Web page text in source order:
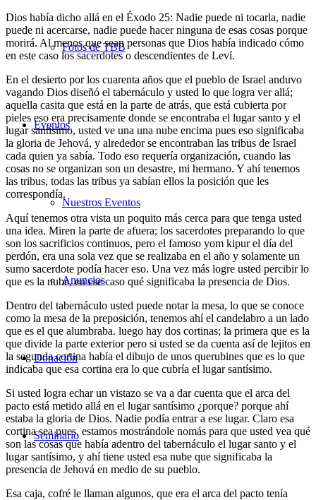
Fotos de TBB
Eventos
Nuestros Eventos
Anuncios
Donación
Seminario
Dios había dicho allá en el Éxodo 25: Nadie puede ni tocarla, nadie
puede ni acercarse, nadie puede hacer ninguna de esas cosas porque
morirá. Al menos que sean personas que Dios había indicado cómo
en este caso los sacerdotes o descendientes de Leví.
En el desierto por los cuarenta años que el pueblo de Israel anduvo
vagando Dios diseñó el tabernáculo y usted lo que logra ver allá;
aquella casita que está en la parte de atrás, que está cubierta por
pieles eso era precisamente donde se encontraba el lugar santo y el
lugar santísimo, usted ve una una nube encima pues eso significaba
la gloria de Jehová, y alrededor se encontraban las tribus de Israel
cada quien ya sabía. Todo eso requería organización, cuando las
cosas no se organizan son un desastre, mi hermano. Y ahí tenemos
las tribus, todas las tribus ya sabían ellos la posición que les
correspondía.
Aquí tenemos otra vista un poquito más cerca para que tenga usted
una idea. Miren la parte de afuera; los sacerdotes preparando lo que
son los sacrificios continuos, pero el famoso yom kipur el día del
perdón, era una sola vez que se realizaba en el año y solamente un
sumo sacerdote podía hacer eso. Una vez más logre usted percibir lo
que es la nube, en ese caso qué significaba la presencia de Dios.
Dentro del tabernáculo usted puede notar la mesa, lo que se conoce
como la mesa de la preposición, tenemos ahí el candelabro a un lado
que es el que alumbraba. luego hay dos cortinas; la primera que es la
que divide la parte exterior pero si usted se da cuenta así de lejitos en
la segunda cortina había el dibujo de unos querubines que es lo que
indicaba que esa cortina era lo que cubría el lugar santísimo.
Si usted logra echar un vistazo se va a dar cuenta que el arca del
pacto está metido allá en el lugar santísimo ¿porque? porque ahí
estaba la gloria de Dios. Nadie podía entrar a ese lugar. Claro esa
cortina sea pues, estamos mostrándole nomás para que usted vea qué
son las cosas que había adentro del tabernáculo el lugar santo y el
lugar santísimo, y ahí tiene usted esa nube que significaba la
presencia de Jehová en medio de su pueblo.
Esa caja, cofré le llaman algunos, que era el arca del pacto tenía